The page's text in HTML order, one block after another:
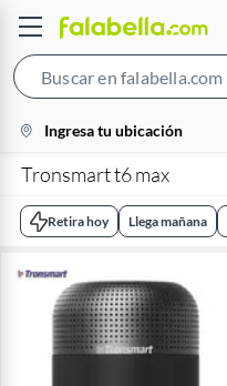
location-
icon
Ingresa tu ubicación
Tronsmart t6 max
Retira hoy Llega mañana